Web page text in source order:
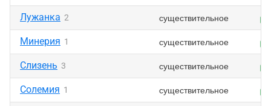
Лужанка 2 существительное
Минерия 1 существительное
Слизень 3 существительное
Солемия 1 существительное